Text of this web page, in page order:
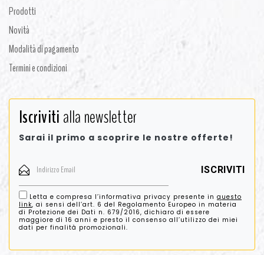
Prodotti
Novità
Modalità di pagamento
Termini e condizioni
Iscrivitialla newsletter
Sarai il primo a scoprire le nostre offerte!
Letta e compresa l’informativa privacy presente in questo
link, ai sensi dell’art. 6 del Regolamento Europeo in materia
di Protezione dei Dati n. 679/2016, dichiaro di essere
maggiore di 16 anni e presto il consenso all’utilizzo dei miei
dati per finalità promozionali.